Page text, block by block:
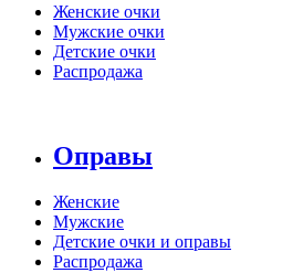
Женские очки
Мужские очки
Детские очки
Распродажа
Оправы
Женские
Мужские
Детские очки и оправы
Распродажа